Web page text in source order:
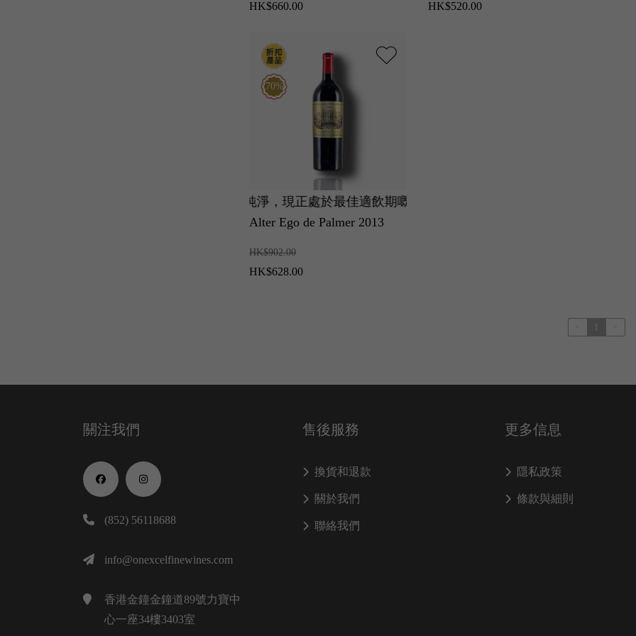
HK$660.00 HK$520.00
70%
優雅清新、果味純淨，現正處於最佳適飲期嘅瑪歌村名莊副牌。
Alter Ego de Palmer 2013
HK$902.00
HK$628.00
關注我們
(852) 56118688
info@onexcelfinewines.com
香港金鐘金鐘道89號力寶中
心一座34樓3403室
售後服務
換貨和退款
關於我們
聯絡我們
更多信息
隱私政策
條款與細則